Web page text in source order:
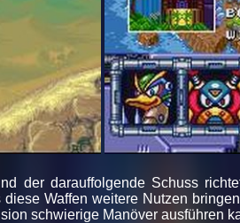
der darauffolgende Schuss
Waffen weitere Nutzen
schwierige Manöver ausführen